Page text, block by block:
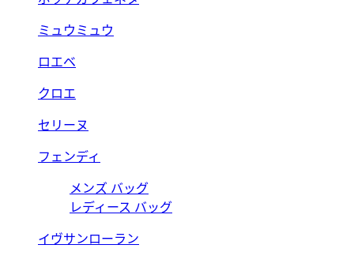
ミュウミュウ
ロエベ
クロエ
セリーヌ
フェンディ
メンズ バッグ
レディース バッグ
イヴサンローラン